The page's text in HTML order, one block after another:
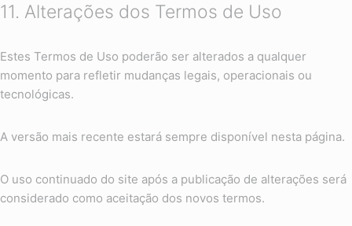
11. Alterações dos Termos de Uso
Estes Termos de Uso poderão ser alterados a qualquer
momento para refletir mudanças legais, operacionais ou
tecnológicas.
A versão mais recente estará sempre disponível nesta página.
O uso continuado do site após a publicação de alterações será
considerado como aceitação dos novos termos.